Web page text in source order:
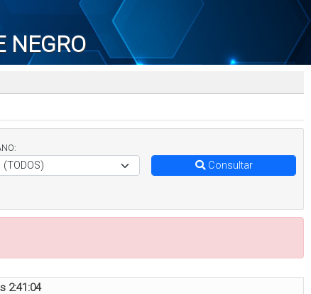
NEGRO
Consultar
2:41:04